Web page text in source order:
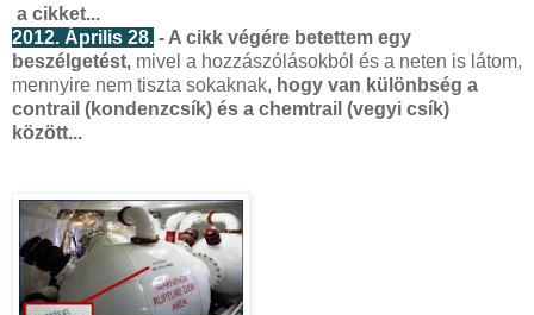
a cikket...
2012. Április 28. - A cikk végére betettem egy
beszélgetést, mivel a hozzászólásokból és a neten is látom,
mennyire nem tiszta sokaknak, hogy van különbség a
contrail (kondenzcsík) és a chemtrail (vegyi csík)
között...